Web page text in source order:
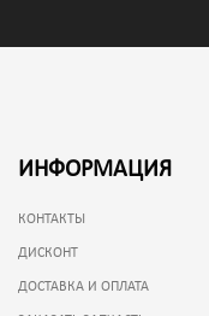
ИНФОРМАЦИЯ
КОНТАКТЫ
ДИСКОНТ
ДОСТАВКА И ОПЛАТА